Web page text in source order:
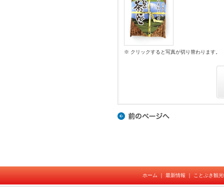
※ クリックすると写真が切り替わります。
ホーム ｜ 最新情報 ｜ ことぶき観